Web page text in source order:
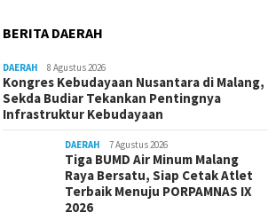
BERITA DAERAH
DAERAH 8 Agustus 2026
Kongres Kebudayaan Nusantara di Malang,
Sekda Budiar Tekankan Pentingnya
Infrastruktur Kebudayaan
DAERAH 7 Agustus 2026
Tiga BUMD Air Minum Malang
Raya Bersatu, Siap Cetak Atlet
Terbaik Menuju PORPAMNAS IX
2026